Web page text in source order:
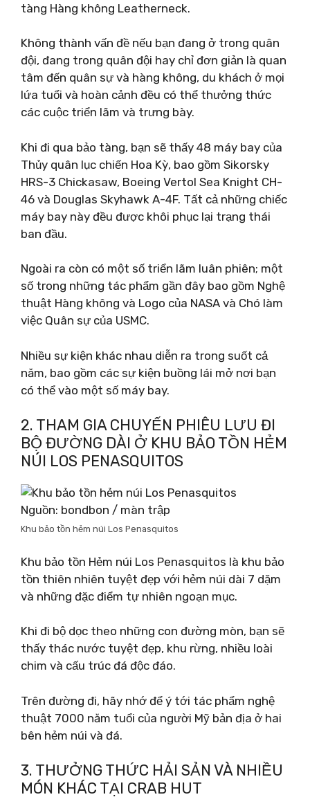
tàng Hàng không Leatherneck.
Không thành vấn đề nếu bạn đang ở trong quân
đội, đang trong quân đội hay chỉ đơn giản là quan
tâm đến quân sự và hàng không, du khách ở mọi
lứa tuổi và hoàn cảnh đều có thể thưởng thức
các cuộc triển lãm và trưng bày.
Khi đi qua bảo tàng, bạn sẽ thấy 48 máy bay của
Thủy quân lục chiến Hoa Kỳ, bao gồm Sikorsky
HRS-3 Chickasaw, Boeing Vertol Sea Knight CH-
46 và Douglas Skyhawk A-4F. Tất cả những chiếc
máy bay này đều được khôi phục lại trạng thái
ban đầu.
Ngoài ra còn có một số triển lãm luân phiên; một
số trong những tác phẩm gần đây bao gồm Nghệ
thuật Hàng không và Logo của NASA và Chó làm
việc Quân sự của USMC.
Nhiều sự kiện khác nhau diễn ra trong suốt cả
năm, bao gồm các sự kiện buồng lái mở nơi bạn
có thể vào một số máy bay.
2. THAM GIA CHUYẾN PHIÊU LƯU ĐI
BỘ ĐƯỜNG DÀI Ở KHU BẢO TỒN HẺM
NÚI LOS PENASQUITOS
Nguồn: bondbon / màn trập
Khu bảo tồn hẻm núi Los Penasquitos
Khu bảo tồn Hẻm núi Los Penasquitos là khu bảo
tồn thiên nhiên tuyệt đẹp với hẻm núi dài 7 dặm
và những đặc điểm tự nhiên ngoạn mục.
Khi đi bộ dọc theo những con đường mòn, bạn sẽ
thấy thác nước tuyệt đẹp, khu rừng, nhiều loài
chim và cấu trúc đá độc đáo.
Trên đường đi, hãy nhớ để ý tới tác phẩm nghệ
thuật 7000 năm tuổi của người Mỹ bản địa ở hai
bên hẻm núi và đá.
3. THƯỞNG THỨC HẢI SẢN VÀ NHIỀU
MÓN KHÁC TẠI CRAB HUT